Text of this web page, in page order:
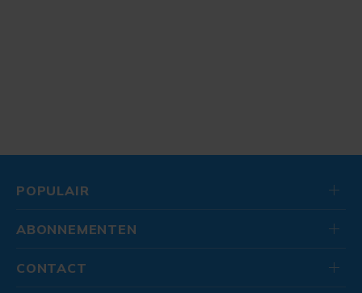
POPULAIR
ABONNEMENTEN
CONTACT